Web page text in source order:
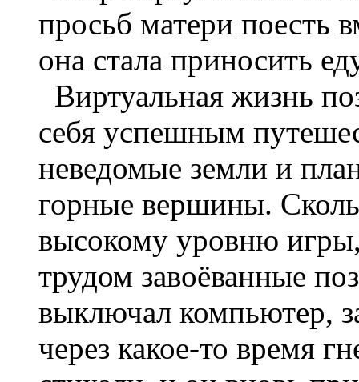
просьб матери поесть
она стала приносить
Виртуальная жизнь
себя успешным
неведомые земли и
горные вершины.
высокому уровню
трудом завоёванные
выключал компьютер,
через какое-то время